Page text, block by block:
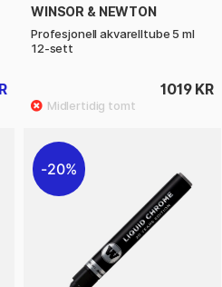
WINSOR & NEWTON
Profesjonell akvarelltube 5 ml
12-sett
1019 KR
20%